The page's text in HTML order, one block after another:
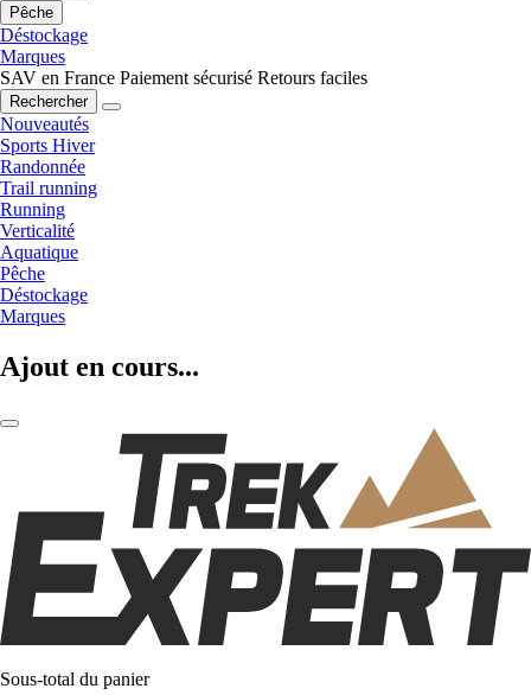
Pêche
Déstockage
Marques
SAV en France Paiement sécurisé Retours faciles
Rechercher
Nouveautés
Sports Hiver
Randonnée
Trail running
Running
Verticalité
Aquatique
Pêche
Déstockage
Marques
Ajout en cours...
Sous-total du panier